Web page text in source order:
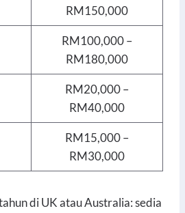
RM150,000
RM100,000 –
RM180,000
RM20,000 –
RM40,000
RM15,000 –
RM30,000
di UK atau Australia: sedia